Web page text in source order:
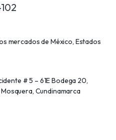
mercados de México, Estados
# 5 – 61E Bodega 20,
Cundinamarca